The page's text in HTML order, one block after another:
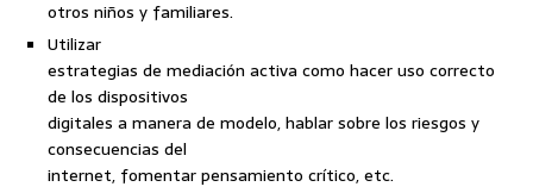
otros niños y familiares.
Utilizar
estrategias de mediación activa como hacer uso correcto
de los dispositivos
digitales a manera de modelo, hablar sobre los riesgos y
consecuencias del
internet, fomentar pensamiento crítico, etc.